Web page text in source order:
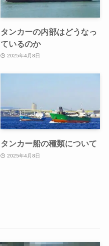
タンカーの内部はどうなっ
ているのか
2025年4月8日
タンカー船の種類について
2025年4月8日